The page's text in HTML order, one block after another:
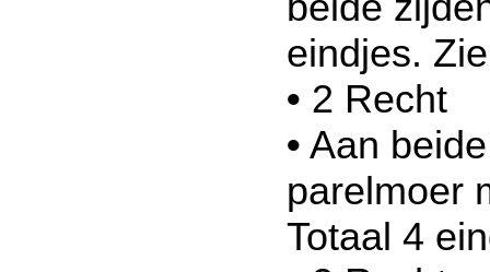
eindjes.
• 2 Recht
• Aan
parelmoer
Totaal 4